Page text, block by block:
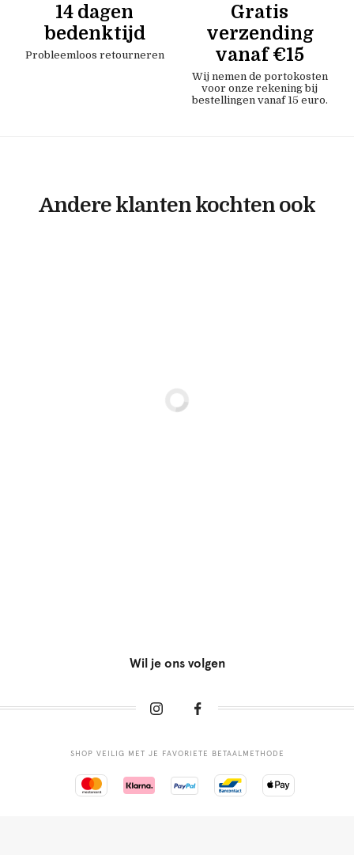
14 dagen
bedenktijd
Probleemloos retourneren
Gratis
verzending
vanaf €15
Wij nemen de portokosten
voor onze rekening bij
bestellingen vanaf 15 euro.
Andere klanten kochten ook
Wil je ons volgen
SHOP VEILIG MET JE FAVORIETE BETAALMETHODE